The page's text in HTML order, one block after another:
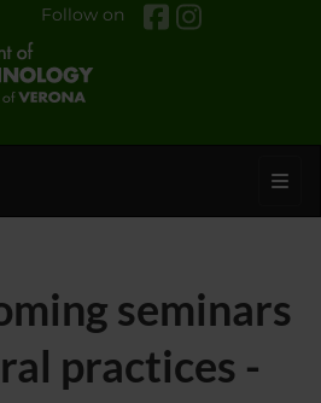
Follow on
seminars
practices -